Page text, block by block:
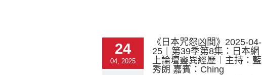
24
04, 2025
《日本咒怨凶間》2025-04-
25︱第39季第8集：日本網
上論壇靈異經歷︱主持：藍
秀朗 嘉賓：Ching